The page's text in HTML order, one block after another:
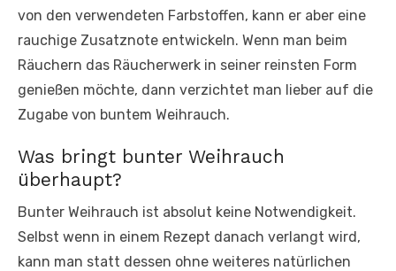
von den verwendeten Farbstoffen, kann er aber eine
rauchige Zusatznote entwickeln. Wenn man beim
Räuchern das Räucherwerk in seiner reinsten Form
genießen möchte, dann verzichtet man lieber auf die
Zugabe von buntem Weihrauch.
Was bringt bunter Weihrauch
überhaupt?
Bunter Weihrauch ist absolut keine Notwendigkeit.
Selbst wenn in einem Rezept danach verlangt wird,
kann man statt dessen ohne weiteres natürlichen